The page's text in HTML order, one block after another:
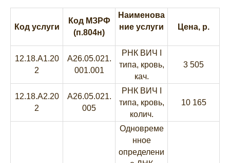
Код услуги
Код МЗРФ
(п.804н)
Наименова
ние услуги
Цена, р.
12.18.A1.20
2
A26.05.021.
001.001
РНК ВИЧ I
типа, кровь,
кач.
3 505
12.18.A2.20
2
A26.05.021.
005
РНК ВИЧ I
типа, кровь,
колич.
10 165
Одновреме
нное
определени